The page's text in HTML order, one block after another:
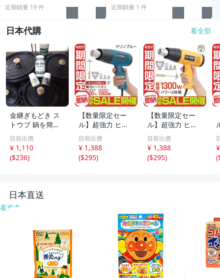
近期銷量 19 件 近期銷量 1 件
日本代購 看全部
金継ぎもどき ス
トウブ 鍋を簡単
補修 これで解決4
点セット キット
ブラック STAUB
剥がれ フチ 補修
ベオ
目前出價
¥ 1,110
($236)
【数量限定セー
ル】超強力 ヒー
トガン ホットガ
ン 1300W PSE認
証 ホットガン 2
段階 強弱調節 ア
目前出價
¥ 1,388
($295)
【数量限定セー
ル】超強力 ヒー
トガン ホットガ
ン 1300W PSE認
証 ホットガン 2
段階 強弱調節 ア
目前出價
¥ 1,388
($295)
(
日本直送
看更多